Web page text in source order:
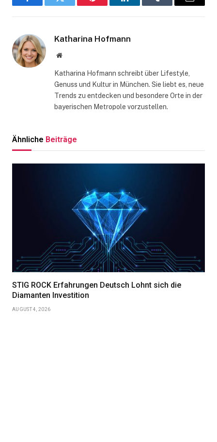
FacebookTwitter Pinterest LinkedInTumblr Email
Katharina Hofmann
Website
Katharina Hofmann schreibt über Lifestyle,
Genuss und Kultur in München. Sie liebt es, neue
Trends zu entdecken und besondere Orte in der
bayerischen Metropole vorzustellen.
Ähnliche Beiträge
STIG ROCK Erfahrungen Deutsch Lohnt sich die
Diamanten Investition
AUGUST 4, 2026